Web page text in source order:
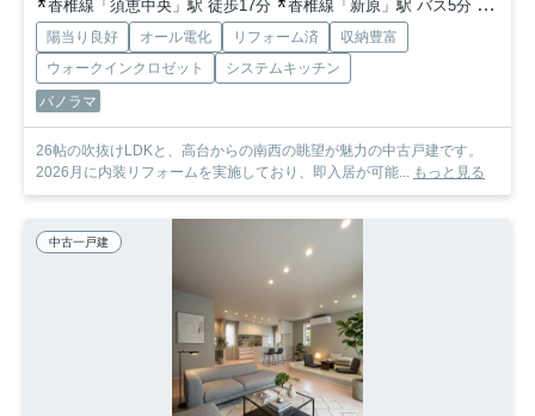
香椎線「須恵中央」駅 徒歩17分
香椎線「新原」駅 バス5分 福岡県須恵町「正信会水戸病院前」 停歩6分
陽当り良好 オール電化 リフォーム済
収納豊富
ウォークインクロゼット
システムキッチン
パノラマ
26帖の吹抜けLDKと、高台からの南西の眺望が魅力の中古戸建です。
2026月に内装リフォームを実施しており、即入居が可能... もっと見る
中古一戸建